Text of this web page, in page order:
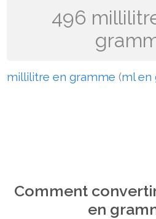
496
millilitre en gramme (ml en
Comment
en